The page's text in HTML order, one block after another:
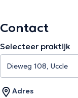
Contact
Selecteer praktijk
Adres